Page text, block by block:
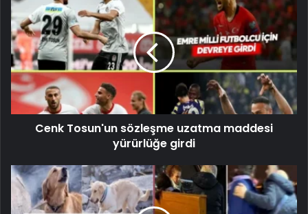
Cenk Tosun'un sözleşme uzatma maddesi
yürürlüğe girdi